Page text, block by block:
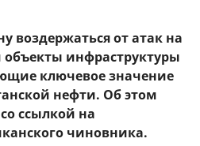
воздержаться от атак на
инфраструктуры
ключевое значение
нефти. Об этом
ссылкой на
чиновника.